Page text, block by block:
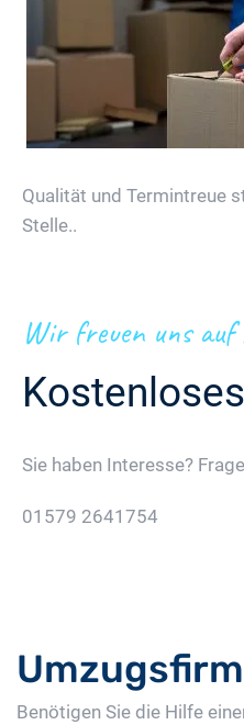
Qualität und Termintreue
Stelle..
Wir freuen uns
Sie haben Interesse?
01579 2641754
Benötigen Sie die Hilfe